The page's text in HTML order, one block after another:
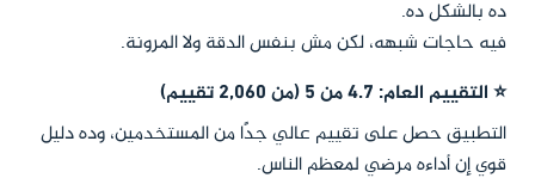
ده بالشكل ده.
فيه حاجات شبهه، لكن مش بنفس الدقة ولا المرونة.
⭐ التقييم العام: 4.7 من 5 (من 2,060 تقييم)
التطبيق حصل على تقييم عالي جدًا من المستخدمين، وده دليل
قوي إن أداءه مرضي لمعظم الناس.